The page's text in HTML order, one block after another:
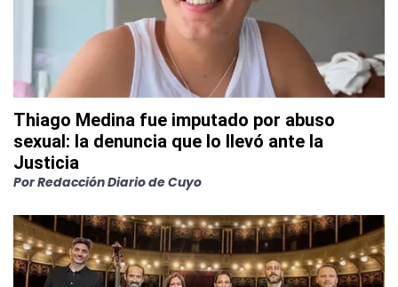
Thiago Medina fue imputado por abuso
sexual: la denuncia que lo llevó ante la
Justicia
PorRedacción Diario de Cuyo